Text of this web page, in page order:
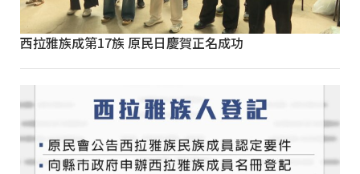
西拉雅族成第17族 原民日慶賀正名成功